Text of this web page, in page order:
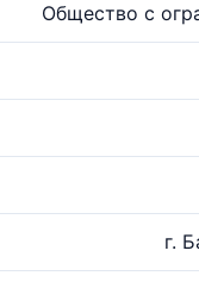
Общество с
г.